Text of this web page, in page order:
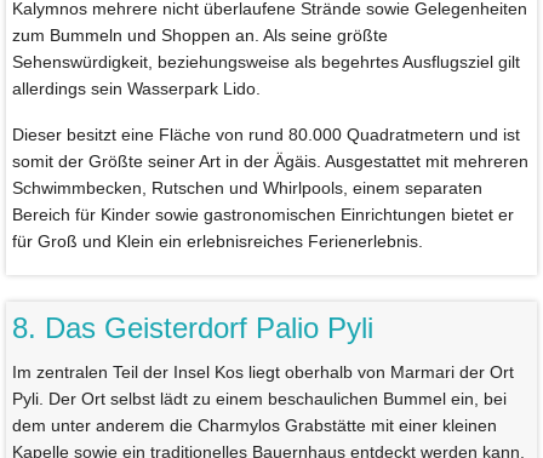
Kalymnos mehrere nicht überlaufene Strände sowie Gelegenheiten
zum Bummeln und Shoppen an. Als seine größte
Sehenswürdigkeit, beziehungsweise als begehrtes Ausflugsziel gilt
allerdings sein Wasserpark Lido.
Dieser besitzt eine Fläche von rund 80.000 Quadratmetern und ist
somit der Größte seiner Art in der Ägäis. Ausgestattet mit mehreren
Schwimmbecken, Rutschen und Whirlpools, einem separaten
Bereich für Kinder sowie gastronomischen Einrichtungen bietet er
für Groß und Klein ein erlebnisreiches Ferienerlebnis.
8. Das Geisterdorf Palio Pyli
Im zentralen Teil der Insel Kos liegt oberhalb von Marmari der Ort
Pyli. Der Ort selbst lädt zu einem beschaulichen Bummel ein, bei
dem unter anderem die Charmylos Grabstätte mit einer kleinen
Kapelle sowie ein traditionelles Bauernhaus entdeckt werden kann.